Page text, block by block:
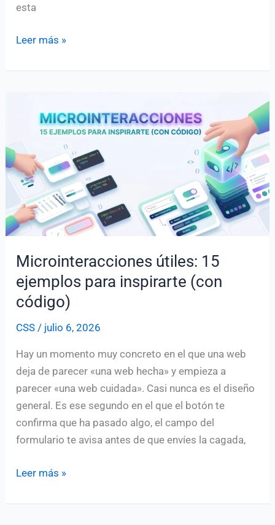
esta
Node.js
npm
Leer más »
Microinteracciones útiles: 15
ejemplos para inspirarte (con
código)
CSS / julio 6, 2026
Hay un momento muy concreto en el que una web
deja de parecer «una web hecha» y empieza a
parecer «una web cuidada». Casi nunca es el diseño
general. Es ese segundo en el que el botón te
confirma que ha pasado algo, el campo del
formulario te avisa antes de que envíes la cagada,
Microinteracciones
15
Leer más »